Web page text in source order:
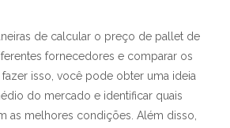
de calcular o preço de pallet de
fornecedores e comparar os
isso, você pode obter uma ideia
do mercado e identificar quais
as melhores condições. Além disso,